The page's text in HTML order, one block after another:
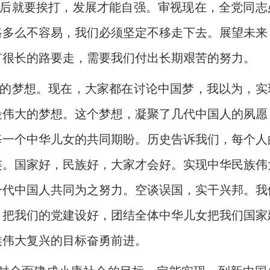
要挨打，发展才能自强。审视现在，全党同志
么不容易，我们必须坚定不移走下去。展望未
长的路要走，需要我们付出长期艰苦的努力。
想。现在，大家都在讨论中国梦，我以为，实
大的梦想。这个梦想，凝聚了几代中国人的夙
个中华儿女的共同期盼。历史告诉我们，每个
国家好，民族好，大家才会好。实现中华民族
中国人共同为之努力。空谈误国，实干兴邦。
我们的党建设好，团结全体中华儿女把我们国
大复兴的目标奋勇前进。